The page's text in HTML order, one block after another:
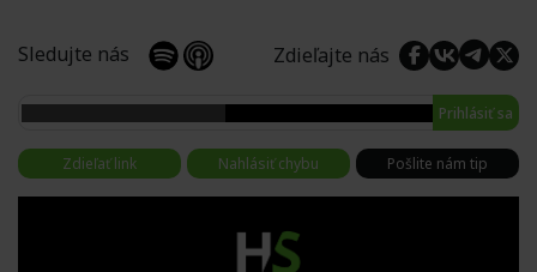
Sledujte nás Zdieľajte nás
Prihlásiť sa
Zdieľať link Nahlásiť chybu Pošlite nám tip